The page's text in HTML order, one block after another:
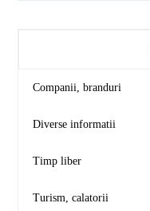
Companii, branduri
Diverse informatii
Timp liber
Turism, calatorii